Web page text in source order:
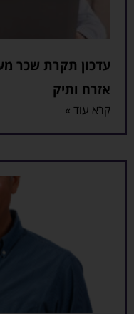
עדכון תקרת שכר
אזרח ותיק
קרא עוד »